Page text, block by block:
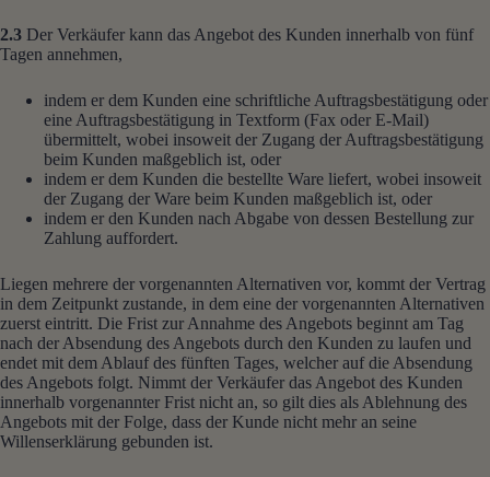
2.3 Der Verkäufer kann das Angebot des Kunden innerhalb von fünf
Tagen annehmen,
indem er dem Kunden eine schriftliche Auftragsbestätigung oder
eine Auftragsbestätigung in Textform (Fax oder E-Mail)
übermittelt, wobei insoweit der Zugang der Auftragsbestätigung
beim Kunden maßgeblich ist, oder
indem er dem Kunden die bestellte Ware liefert, wobei insoweit
der Zugang der Ware beim Kunden maßgeblich ist, oder
indem er den Kunden nach Abgabe von dessen Bestellung zur
Zahlung auffordert.
Liegen mehrere der vorgenannten Alternativen vor, kommt der Vertrag
in dem Zeitpunkt zustande, in dem eine der vorgenannten Alternativen
zuerst eintritt. Die Frist zur Annahme des Angebots beginnt am Tag
nach der Absendung des Angebots durch den Kunden zu laufen und
endet mit dem Ablauf des fünften Tages, welcher auf die Absendung
des Angebots folgt. Nimmt der Verkäufer das Angebot des Kunden
innerhalb vorgenannter Frist nicht an, so gilt dies als Ablehnung des
Angebots mit der Folge, dass der Kunde nicht mehr an seine
Willenserklärung gebunden ist.